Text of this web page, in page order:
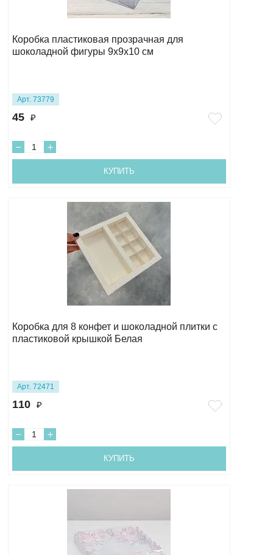
Коробка пластиковая прозрачная для
шоколадной фигуры 9х9х10 см
Арт. 73779
45 ₽
КУПИТЬ
Коробка для 8 конфет и шоколадной плитки с
пластиковой крышкой Белая
Арт. 72471
110 ₽
КУПИТЬ